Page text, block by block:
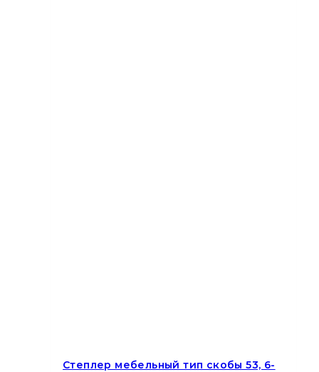
Степлер мебельный тип скобы 53, 6-